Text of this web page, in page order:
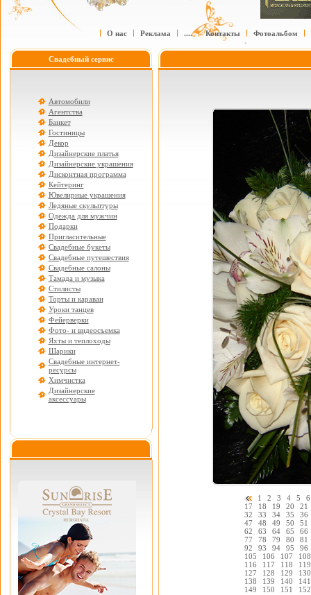
О нас Реклама .... Контакты Фотоальбом
Свадебный сервис
Автомобили
Агентства
Банкет
Гостиницы
Декор
Дизайнерские платья
Дизайнерские украшения
Дисконтная программа
Кейтеринг
Ювелирные украшения
Ледяные скульптуры
Одежда для мужчин
Подарки
Пригласительные
Свадебные букеты
Свадебные путешествия
Свадебные салоны
Тамада и музыка
Стилисты
Торты и караваи
Уроки танцев
Фейерверки
Фото- и видеосъемка
Яхты и теплоходы
Шарики
Свадебные интернет-
ресурсы
Химчистка
Дизайнерские
аксессуары
1 2 3 4 5
6
17
18 19 20
21
32
33 34 35
36
47
48 49 50
51
62
63 64 65
66
77
78 79 80
81
92
93 94 95
96
105
106 107
108
116
117 118
119
127
128 129
130
138
139 140
141
149
150 151
152